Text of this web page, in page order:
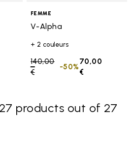
FEMME
V-Alpha
+ 2 couleurs
Price reduced from
140,00
€to
70,00
€
-50%
products out of 27